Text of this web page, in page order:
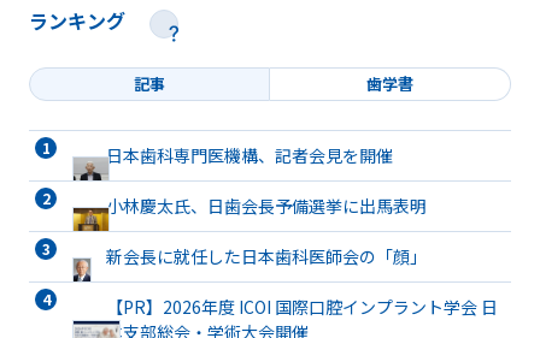
ランキング
記事 歯学書
日本歯科専門医機構、記者会見を開催
小林慶太氏、日歯会長予備選挙に出馬表明
新会長に就任した日本歯科医師会の「顔」
【PR】2026年度 ICOI 国際口腔インプラント学会 日
本支部総会・学術大会開催